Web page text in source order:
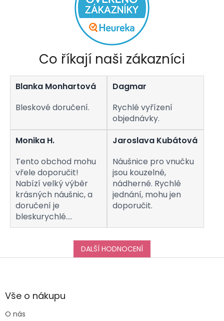
Co říkají naši zákazníci
Blanka Monhartová
Bleskové doručení.
Dagmar
Rychlé vyřízení
objednávky.
Monika H.
Tento obchod mohu
vřele doporučit!
Nabízí velký výběr
krásných náušnic, a
doručení je
bleskurychlé.
Komunikaci s
obchodem hodnotím
taktéž na jedničku!
Děkuji za vše, a určitě
Jaroslava Kubátová
Náušnice pro vnučku
jsou kouzelné,
nádherné. Rychlé
jednání, mohu jen
doporučit.
DALŠÍ HODNOCENÍ
Z
aVše o nákupu
O nás